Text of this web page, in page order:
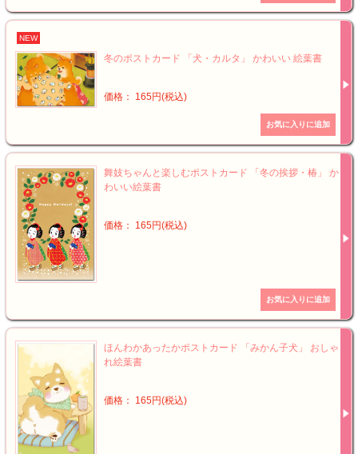
NEW
冬のポストカード 「犬・カルタ」 かわいい 絵葉書
価格： 165円(税込)
舞妓ちゃんと楽しむポストカード 「冬の挨拶・椿」 か
わいい絵葉書
価格： 165円(税込)
ほんわかあったかポストカード 「みかん子犬」 おしゃ
れ絵葉書
価格： 165円(税込)